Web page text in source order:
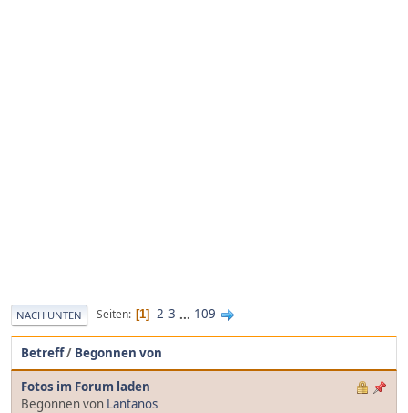
NACH UNTEN Seiten 1 2 3 ... 109
Betreff/ Begonnen von
Fotos im Forum laden
Begonnen von Lantanos